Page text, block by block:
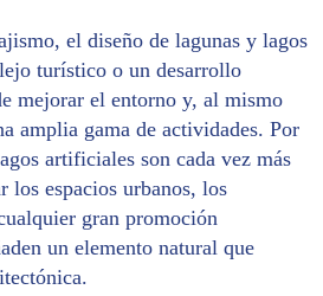
el diseño de lagunas y lagos
turístico o un desarrollo
mejorar el entorno y, al mismo
amplia gama de actividades. Por
artificiales son cada vez más
los espacios urbanos, los
gran promoción
un elemento natural que